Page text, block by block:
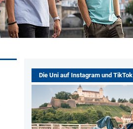
Die Uni auf Instagram und TikTok